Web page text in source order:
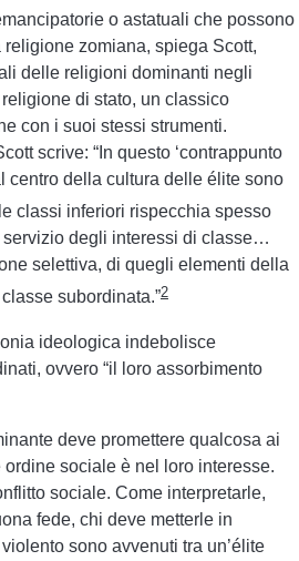
o astatuali che possono
religione zomiana, spiega Scott,
delle religioni dominanti negli
di stato, un classico
con i suoi stessi strumenti.
scrive: “In questo ‘contrappunto
centro della cultura delle élite sono
classi inferiori rispecchia spesso
servizio degli interessi di classe…
selettiva, di quegli elementi della
subordinata.”2
ideologica indebolisce
ovvero “il loro assorbimento
deve promettere qualcosa ai
sociale è nel loro interesse.
sociale. Come interpretarle,
fede, chi deve metterle in
sono avvenuti tra un’élite